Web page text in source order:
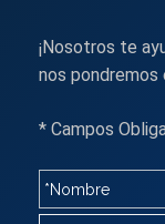
¡Nosotros te
nos
* Campos